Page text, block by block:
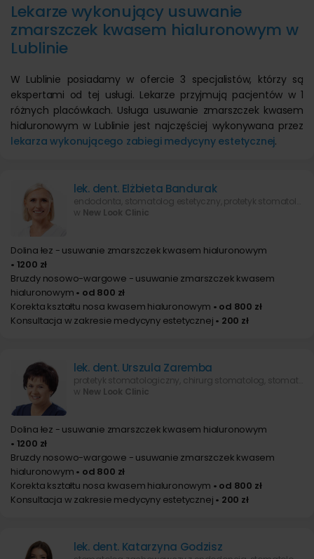
Lekarze wykonujący usuwanie
zmarszczek kwasem hialuronowym w
Lublinie
W Lublinie posiadamy w ofercie 3 specjalistów, którzy są
ekspertami od tej usługi. Lekarze przyjmują pacjentów w 1
różnych placówkach. Usługa usuwanie zmarszczek kwasem
hialuronowym w Lublinie jest najczęściej wykonywana przez
lekarza wykonującego zabiegi medycyny estetycznej.
lek. dent. Elżbieta Bandurak
w New Look Clinic
Dolina łez - usuwanie zmarszczek kwasem hialuronowym
• 1200 zł
Bruzdy nosowo-wargowe - usuwanie zmarszczek kwasem
hialuronowym • od 800 zł
Korekta kształtu nosa kwasem hialuronowym • od 800 zł
Konsultacja w zakresie medycyny estetycznej • 200 zł
lek. dent. Urszula Zaremba
w New Look Clinic
Dolina łez - usuwanie zmarszczek kwasem hialuronowym
• 1200 zł
Bruzdy nosowo-wargowe - usuwanie zmarszczek kwasem
hialuronowym • od 800 zł
Korekta kształtu nosa kwasem hialuronowym • od 800 zł
Konsultacja w zakresie medycyny estetycznej • 200 zł
lek. dent. Katarzyna Godzisz